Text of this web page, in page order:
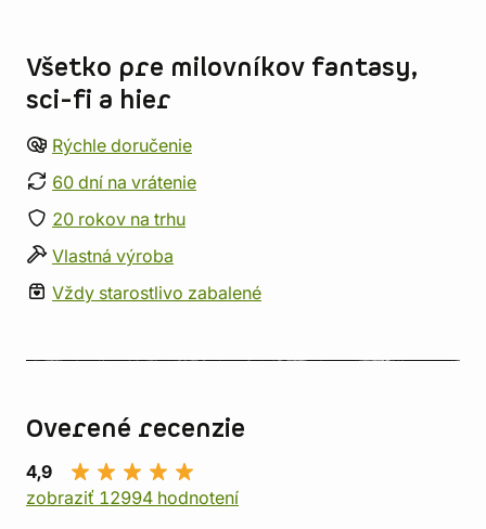
Všetko pre milovníkov fantasy,
sci-fi a hier
Rýchle doručenie
60 dní na vrátenie
20 rokov na trhu
Vlastná výroba
Vždy starostlivo zabalené
Overené recenzie
4,9
zobraziť 12994 hodnotení